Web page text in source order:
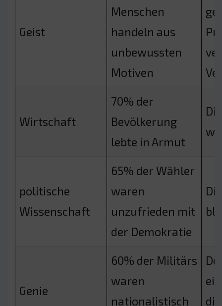
Geist
Menschen
handeln aus
unbewussten
Motiven
Wirtschaft
70% der
Bevölkerung
lebte in Armut
politische
Wissenschaft
65% der Wähler
waren
unzufrieden mit
der Demokratie
Genie
60% der Militärs
waren
nationalistisch